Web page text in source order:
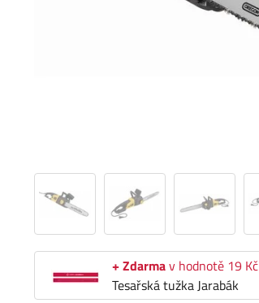
+ Zdarmav hodnotě 19 Kč
Tesařská tužka Jarabák